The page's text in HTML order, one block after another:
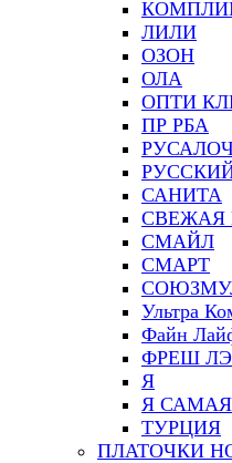
ЛИЛИ
ОЗОН
ОЛА
ОПТИ
ПР РБА
САНИТА
СВЕЖАЯ
СМАЙЛ
СМАРТ
Ультра
Файн
ФРЕШ
Я
Я САМАЯ
ТУРЦИЯ
ПЛАТОЧКИ